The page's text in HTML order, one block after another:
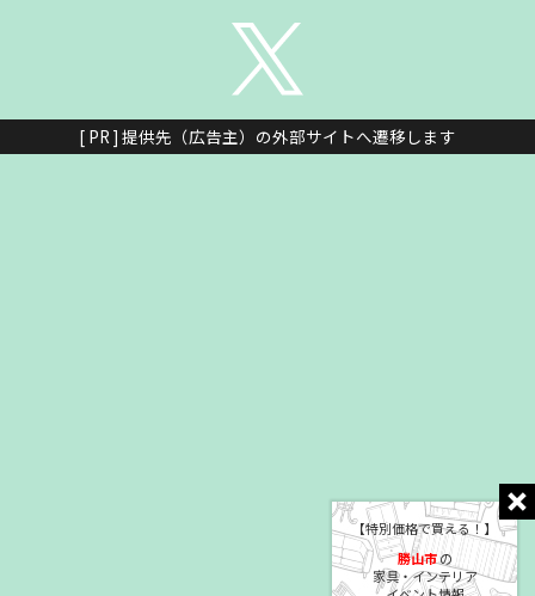
【特別価格で買える！】
勝山市の
家具・インテリア
[ PR ] 提供先（広告主）の外部サイトへ遷移します